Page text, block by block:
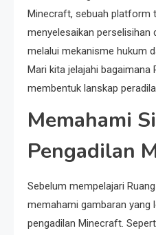
Minecraft, sebuah platform
menyelesaikan perselisihan
melalui mekanisme hukum
Mari kita jelajahi bagaimana
membentuk lanskap
Memahami
Pengadilan
Sebelum mempelajari
memahami gambaran yang
pengadilan Minecraft.